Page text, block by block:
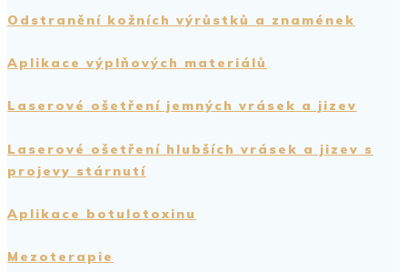
Odstranění kožních výrůstků a znamének
Aplikace výplňových materiálů
Laserové ošetření jemných vrásek a jizev
Laserové ošetření hlubších vrásek a jizev s
projevy stárnutí
Aplikace botulotoxinu
Mezoterapie